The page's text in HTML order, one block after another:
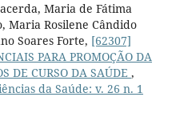
Maria de Fátima
Maria Rosilene Cândido
Soares Forte, [62307]
PARA PROMOÇÃO DA
DE CURSO DA SAÚDE ,
da Saúde: v. 26 n. 1